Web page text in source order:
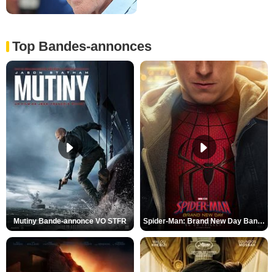
Top Bandes-annonces
Mutiny Bande-annonce VO STFR Spider-Man: Brand New Day Bande-annonce VO STFR